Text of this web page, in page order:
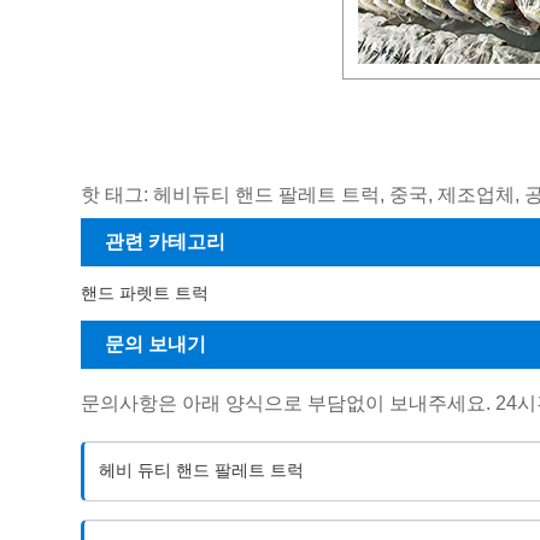
핫 태그: 헤비듀티 핸드 팔레트 트럭, 중국, 제조업체,
관련 카테고리
핸드 파렛트 트럭
문의 보내기
문의사항은 아래 양식으로 부담없이 보내주세요. 24